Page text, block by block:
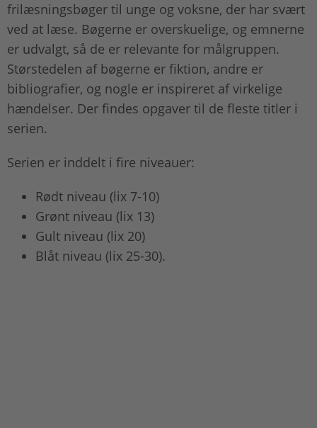
frilæsningsbøger til unge og voksne, der har svært
ved at læse. Bøgerne er overskuelige, og emnerne
er udvalgt, så de er relevante for målgruppen.
Størstedelen af bøgerne er fiktion, andre er
bibliografier, og nogle er inspireret af virkelige
hændelser. Der findes opgaver til de fleste titler i
serien.
Serien er inddelt i fire niveauer:
Rødt niveau (lix 7-10)
Grønt niveau (lix 13)
Gult niveau (lix 20)
Blåt niveau (lix 25-30).